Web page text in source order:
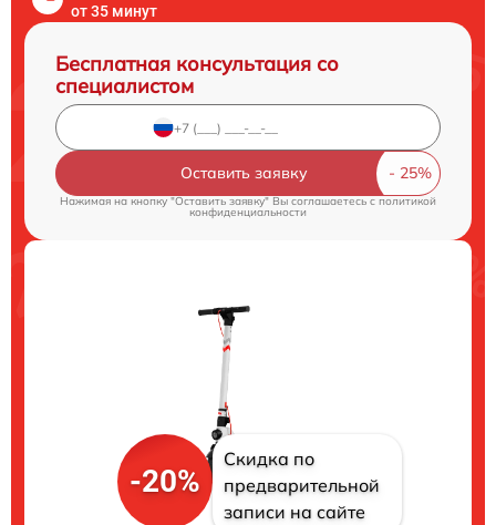
от 35 минут
Бесплатная консультация со
специалистом
Оставить заявку
Нажимая на кнопку "Оставить заявку" Вы соглашаетесь c политикой
конфиденциальности
-20%
Скидка по
предварительной
записи на сайте